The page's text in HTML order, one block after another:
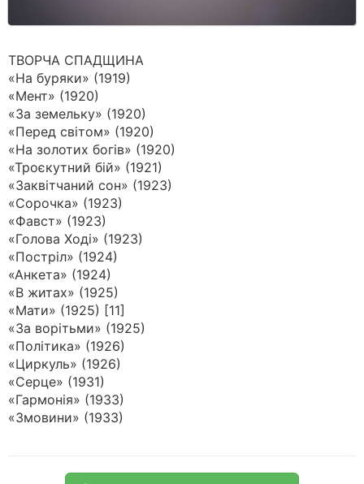
ТВОРЧА СПАДЩИНА
«На буряки» (1919)
«Мент» (1920)
«За земельку» (1920)
«Перед світом» (1920)
«На золотих богів» (1920)
«Троєкутний бій» (1921)
«Заквітчаний сон» (1923)
«Сорочка» (1923)
«Фавст» (1923)
«Голова Ході» (1923)
«Постріл» (1924)
«Анкета» (1924)
«В житах» (1925)
«Мати» (1925) [11]
«За ворітьми» (1925)
«Політика» (1926)
«Циркуль» (1926)
«Серце» (1931)
«Гармонія» (1933)
«Змовини» (1933)